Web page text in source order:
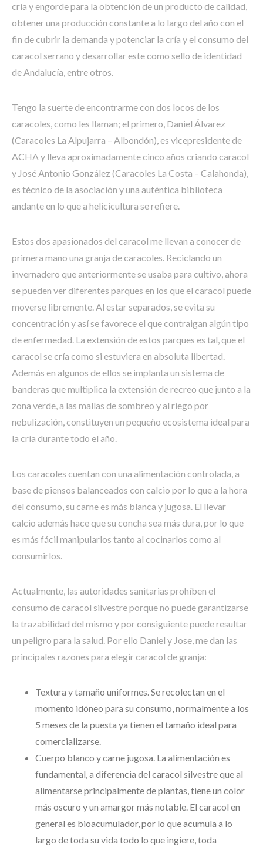
cría y engorde para la obtención de un producto de calidad,
obtener una producción constante a lo largo del año con el
fin de cubrir la demanda y potenciar la cría y el consumo del
caracol serrano y desarrollar este como sello de identidad
de Andalucía, entre otros.
Tengo la suerte de encontrarme con dos locos de los
caracoles, como les llaman; el primero, Daniel Álvarez
(Caracoles La Alpujarra – Albondón), es vicepresidente de
ACHA y lleva aproximadamente cinco años criando caracol
y José Antonio González (Caracoles La Costa – Calahonda),
es técnico de la asociación y una auténtica biblioteca
andante en lo que a helicicultura se refiere.
Estos dos apasionados del caracol me llevan a conocer de
primera mano una granja de caracoles. Reciclando un
invernadero que anteriormente se usaba para cultivo, ahora
se pueden ver diferentes parques en los que el caracol puede
moverse libremente. Al estar separados, se evita su
concentración y así se favorece el que contraigan algún tipo
de enfermedad. La extensión de estos parques es tal, que el
caracol se cría como si estuviera en absoluta libertad.
Además en algunos de ellos se implanta un sistema de
banderas que multiplica la extensión de recreo que junto a la
zona verde, a las mallas de sombreo y al riego por
nebulización, constituyen un pequeño ecosistema ideal para
la cría durante todo el año.
Los caracoles cuentan con una alimentación controlada, a
base de piensos balanceados con calcio por lo que a la hora
del consumo, su carne es más blanca y jugosa. El llevar
calcio además hace que su concha sea más dura, por lo que
es más fácil manipularlos tanto al cocinarlos como al
consumirlos.
Actualmente, las autoridades sanitarias prohíben el
consumo de caracol silvestre porque no puede garantizarse
la trazabilidad del mismo y por consiguiente puede resultar
un peligro para la salud. Por ello Daniel y Jose, me dan las
principales razones para elegir caracol de granja:
Textura y tamaño uniformes. Se recolectan en el
momento idóneo para su consumo, normalmente a los
5 meses de la puesta ya tienen el tamaño ideal para
comercializarse.
Cuerpo blanco y carne jugosa. La alimentación es
fundamental, a diferencia del caracol silvestre que al
alimentarse principalmente de plantas, tiene un color
más oscuro y un amargor más notable. El caracol en
general es bioacumulador, por lo que acumula a lo
largo de toda su vida todo lo que ingiere, toda